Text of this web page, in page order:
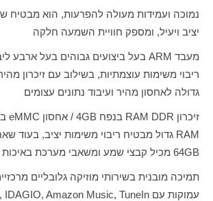
נמוכה ועמידות מעולה להפרעות, הוא מבטיח
יציב ויעיל, ומספק חוויית השמעה חלקה
מעבד ARM בעל ביצועים גבוהים בעל ארבע
ריבוי משימות עוצמתיות, בשילוב עם זיכרון
גדולה לאחסון מהיר ועיבוד נתונים עצומים
זיכרון RAM DDR בנפח GB4 / אחסון eMMC
RAM גדול מבטיח ריבוי משימות יציב, בעוד
64GB מכיל קבצי שמע ומשאבי מערכת באיכות
תמיכה מובנית בשירותי מוזיקה גלובליים
עמוקות עם IDAGIO, Amazon Music, TuneIn